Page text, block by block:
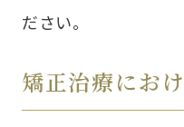
ださい。
矯正治療にお